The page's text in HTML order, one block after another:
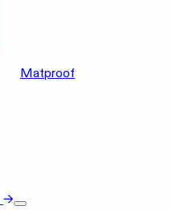
Matproof
→